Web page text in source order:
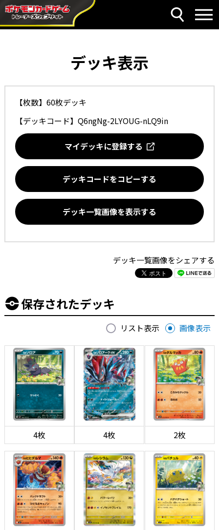
デッキ表示
【枚数】60枚デッキ
【デッキコード】 Q6ngNg-2LYOUG-nLQ9in
マイデッキに登録する
デッキコードをコピーする
デッキ一覧画像を表示する
デッキ一覧画像をシェアする
保存されたデッキ
リスト表示 画像表示
4枚 4枚 2枚